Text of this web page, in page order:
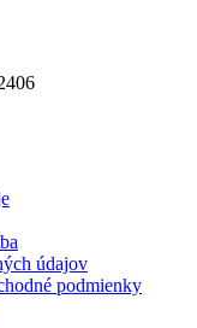
údajov
podmienky